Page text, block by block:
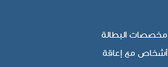
مخصصات البطالة
أشخاص مع إعاقة